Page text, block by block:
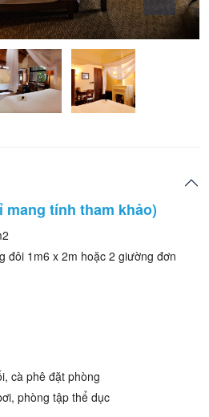
tính tham khảo)
đôi 1m6 x 2m hoặc 2 giường đơn
cà phê đặt phòng
phòng tập thể dục